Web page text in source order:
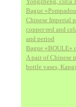
Bague
Chinese Imperial
copper-red and
and period
Bague «BOULE»
A pair of Chinese
bottle vases,